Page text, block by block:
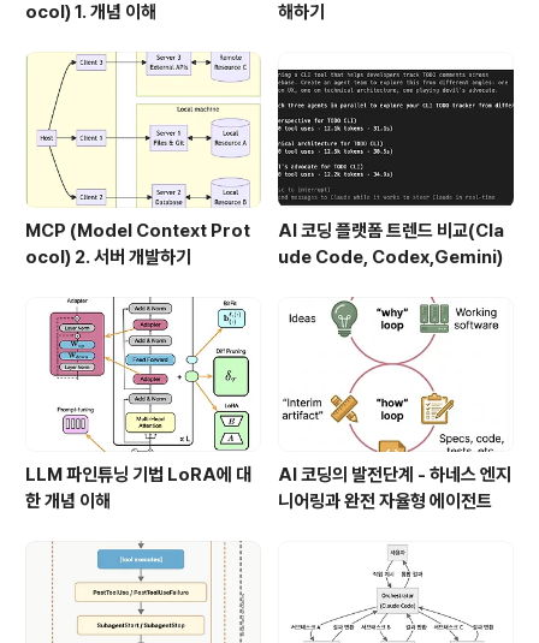
ocol) 1. 개념 이해
해하기
MCP (Model Context Prot
ocol) 2. 서버 개발하기
AI 코딩 플랫폼 트렌드 비교(Cla
ude Code, Codex,Gemini)
LLM 파인튜닝 기법 LoRA에 대
한 개념 이해
AI 코딩의 발전단계 - 하네스 엔지
니어링과 완전 자율형 에이전트